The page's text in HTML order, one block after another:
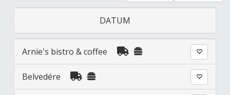
DATUM
Arnie's bistro & coffee
Belvedére